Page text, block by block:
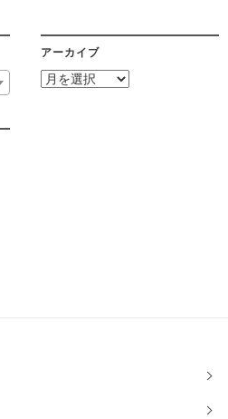
アーカイブ
ア